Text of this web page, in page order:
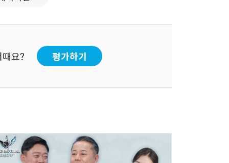
요? 평가하기